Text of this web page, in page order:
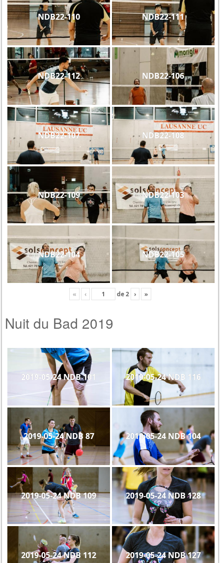
NDB22-110 NDB22-111
NDB22-112 NDB22-106
NDB22-107 NDB22-108
NDB22-109 NDB22-103
NDB22-104 NDB22-105
« ‹ de2 › »
Nuit du Bad 2019
2019-05-24 NDB 101 2019-05-24 NDB 116
2019-05-24 NDB 87 2019-05-24 NDB 104
2019-05-24 NDB 109 2019-05-24 NDB 128
2019-05-24 NDB 112 2019-05-24 NDB 127